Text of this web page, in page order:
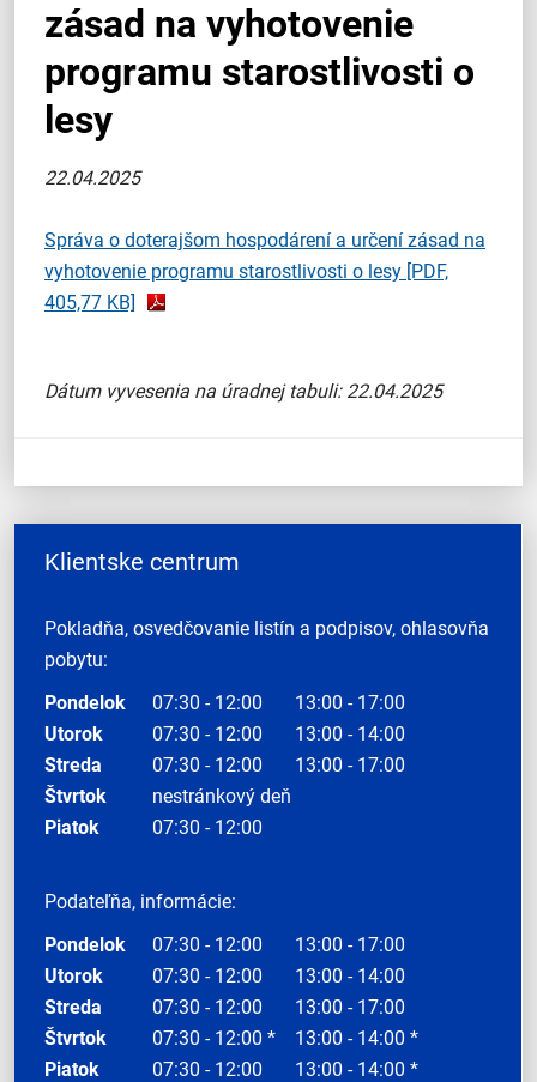
zásad na vyhotovenie
programu starostlivosti o
lesy
22.04.2025
Správa o doterajšom hospodárení a určení zásad na
vyhotovenie programu starostlivosti o lesy [PDF,
405,77 KB]
Dátum vyvesenia na úradnej tabuli: 22.04.2025
Klientske centrum
Pokladňa, osvedčovanie listín a podpisov, ohlasovňa
pobytu:
Pondelok
07:30 - 12:00
13:00 - 17:00
Utorok
07:30 - 12:00
13:00 - 14:00
Streda
07:30 - 12:00
13:00 - 17:00
Štvrtok
nestránkový deň
Piatok
07:30 - 12:00
Podateľňa, informácie:
Pondelok
07:30 - 12:00
13:00 - 17:00
Utorok
07:30 - 12:00
13:00 - 14:00
Streda
07:30 - 12:00
13:00 - 17:00
Štvrtok
07:30 - 12:00 *
13:00 - 14:00 *
Piatok
07:30 - 12:00
13:00 - 14:00 *